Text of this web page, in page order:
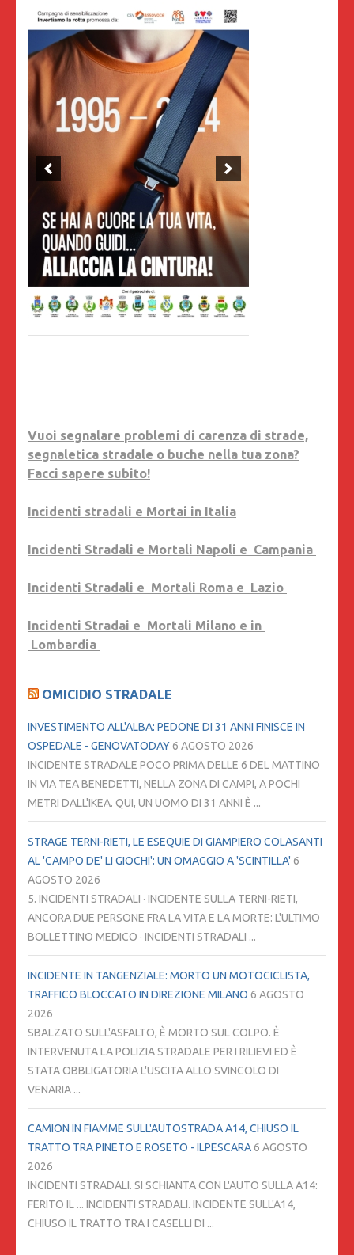
Vuoi segnalare problemi di carenza di strade,
segnaletica stradale o buche nella tua zona?
Facci sapere subito!
Incidenti stradali e Mortai in Italia
Incidenti Stradali e Mortali Napoli e Campania
Incidenti Stradali e Mortali Roma e Lazio
Incidenti Stradai e Mortali Milano e in
Lombardia
OMICIDIO STRADALE
INVESTIMENTO ALL'ALBA: PEDONE DI 31 ANNI FINISCE IN
OSPEDALE - GENOVATODAY6 AGOSTO 2026
INCIDENTE STRADALE POCO PRIMA DELLE 6 DEL MATTINO
IN VIA TEA BENEDETTI, NELLA ZONA DI CAMPI, A POCHI
METRI DALL'IKEA. QUI, UN UOMO DI 31 ANNI È ...
STRAGE TERNI-RIETI, LE ESEQUIE DI GIAMPIERO COLASANTI
AL 'CAMPO DE' LI GIOCHI': UN OMAGGIO A 'SCINTILLA' 6
AGOSTO 2026
5. INCIDENTI STRADALI · INCIDENTE SULLA TERNI-RIETI,
ANCORA DUE PERSONE FRA LA VITA E LA MORTE: L'ULTIMO
BOLLETTINO MEDICO · INCIDENTI STRADALI ...
INCIDENTE IN TANGENZIALE: MORTO UN MOTOCICLISTA,
TRAFFICO BLOCCATO IN DIREZIONE MILANO 6 AGOSTO
2026
SBALZATO SULL'ASFALTO, È MORTO SUL COLPO. È
INTERVENUTA LA POLIZIA STRADALE PER I RILIEVI ED È
STATA OBBLIGATORIA L'USCITA ALLO SVINCOLO DI
VENARIA ...
CAMION IN FIAMME SULL'AUTOSTRADA A14, CHIUSO IL
TRATTO TRA PINETO E ROSETO - ILPESCARA6 AGOSTO
2026
INCIDENTI STRADALI. SI SCHIANTA CON L'AUTO SULLA A14:
FERITO IL ... INCIDENTI STRADALI. INCIDENTE SULL'A14,
CHIUSO IL TRATTO TRA I CASELLI DI ...